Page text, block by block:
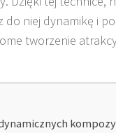
do niej dynamikę i
tworzenie